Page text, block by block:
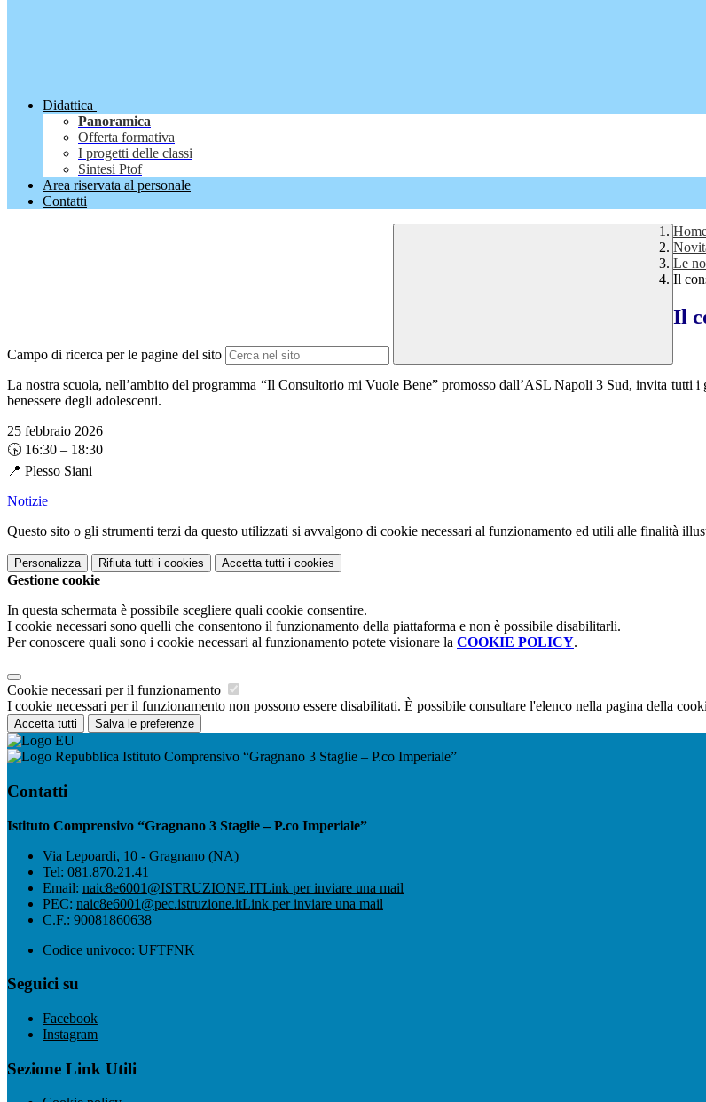
Didattica
Panoramica
Offerta formativa
I progetti delle classi
Sintesi Ptof
Area riservata al personale
Contatti
Campo di ricerca per le pagine del sito
Le
Il
Il
La nostra scuola, nell’ambito del programma “Il Consultorio mi Vuole Bene” promosso dall’ASL Napoli 3 Sud, invita tutti
benessere degli adolescenti.
25 febbraio 2026
🕟 16:30 – 18:30
📍 Plesso Siani
Notizie
Questo sito o gli strumenti terzi da questo utilizzati si avvalgono di cookie necessari al funzionamento ed utili alle finalità
Personalizza Rifiuta tutti i cookies Accetta tutti i cookies
Gestione cookie
In questa schermata è possibile scegliere quali cookie consentire.
I cookie necessari sono quelli che consentono il funzionamento della piattaforma e non è possibile disabilitarli.
Per conoscere quali sono i cookie necessari al funzionamento potete visionare la COOKIE POLICY.
Cookie necessari per il funzionamento
I cookie necessari per il funzionamento non possono essere disabilitati. È possibile consultare l'elenco nella pagina della
Accetta tutti Salva le preferenze
Istituto Comprensivo “Gragnano 3 Staglie – P.co Imperiale”
Contatti
Istituto Comprensivo “Gragnano 3 Staglie – P.co Imperiale”
Via Lepoardi, 10 - Gragnano (NA)
Tel: 081.870.21.41
Email: naic8e6001@ISTRUZIONE.ITLink per inviare una mail
PEC: naic8e6001@pec.istruzione.itLink per inviare una mail
C.F.: 90081860638
Codice univoco: UFTFNK
Seguici su
Facebook
Instagram
Sezione Link Utili